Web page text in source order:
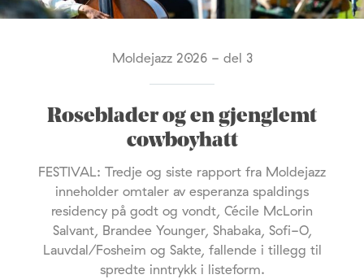
Moldejazz 2026 - del 3
Roseblader og en gjenglemt
cowboyhatt
FESTIVAL: Tredje og siste rapport fra Moldejazz
inneholder omtaler av esperanza spaldings
residency på godt og vondt, Cécile McLorin
Salvant, Brandee Younger, Shabaka, Sofi-O,
Lauvdal/Fosheim og Sakte, fallende i tillegg til
spredte inntrykk i listeform.